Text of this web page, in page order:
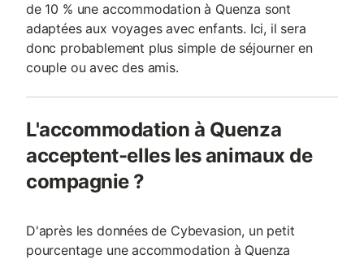
de 10 % une accommodation à Quenza sont
adaptées aux voyages avec enfants. Ici, il sera
donc probablement plus simple de séjourner en
couple ou avec des amis.
L'accommodation à Quenza
acceptent-elles les animaux de
compagnie ?
D'après les données de Cybevasion, un petit
pourcentage une accommodation à Quenza